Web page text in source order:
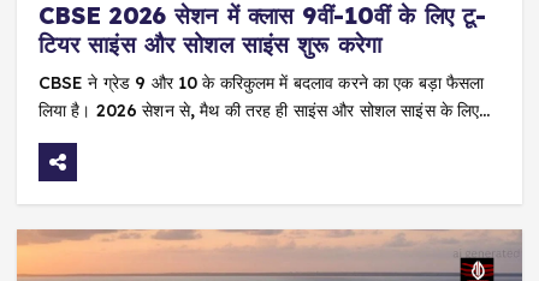
CBSE 2026 सेशन में क्लास 9वीं-10वीं के लिए टू-
टियर साइंस और सोशल साइंस शुरू करेगा
CBSE ने ग्रेड 9 और 10 के करिकुलम में बदलाव करने का एक बड़ा फैसला
लिया है। 2026 सेशन से, मैथ की तरह ही साइंस और सोशल साइंस के लिए…